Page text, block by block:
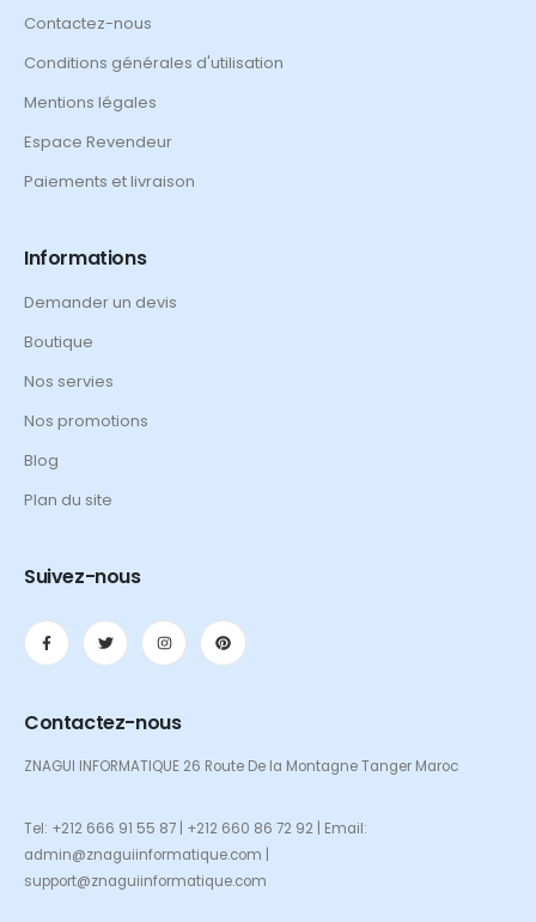
Contactez-nous
Conditions générales d'utilisation
Mentions légales
Espace Revendeur
Paiements et livraison
Informations
Demander un devis
Boutique
Nos servies
Nos promotions
Blog
Plan du site
Suivez-nous
Contactez-nous
ZNAGUI INFORMATIQUE 26 Route De la Montagne Tanger Maroc
Tel: +212 666 91 55 87 | +212 660 86 72 92 | Email:
admin@znaguiinformatique.com |
support@znaguiinformatique.com